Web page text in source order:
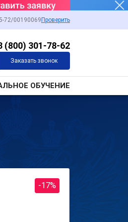
72/00190069 Проверить
(800) 301-78-62
Заказать звонок
ОБУЧЕНИЕ
-17%